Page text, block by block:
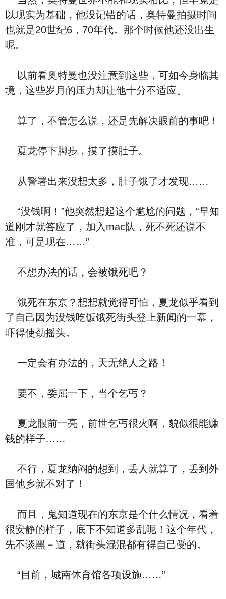
以现实为基础，他没记错的话，奥特曼拍摄时间
也就是20世纪6，70年代。那个时候他还没出生
呢。
以前看奥特曼也没注意到这些，可如今身临其
境，这些岁月的压力却让他十分不适应。
算了，不管怎么说，还是先解决眼前的事吧！
夏龙停下脚步，摸了摸肚子。
从警署出来没想太多，肚子饿了才发现……
“没钱啊！”他突然想起这个尴尬的问题，“早知
道刚才就答应了，加入mac队，死不死还说不
准，可是现在……”
不想办法的话，会被饿死吧？
饿死在东京？想想就觉得可怕，夏龙似乎看到
了自己因为没钱吃饭饿死街头登上新闻的一幕，
吓得使劲摇头。
一定会有办法的，天无绝人之路！
要不，委屈一下，当个乞丐？
夏龙眼前一亮，前世乞丐很火啊，貌似很能赚
钱的样子……
不行，夏龙纳闷的想到，丢人就算了，丢到外
国他乡就不对了！
而且，鬼知道现在的东京是个什么情况，看着
很安静的样子，底下不知道多乱呢！这个年代，
先不谈黑－道，就街头混混都有得自己受的。
“目前，城南体育馆各项设施……”